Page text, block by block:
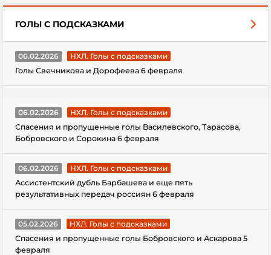
ГОЛЫ С ПОДСКАЗКАМИ
06.02.2026
НХЛ. Голы с подсказками
Голы Свечникова и Дорофеева 6 февраля
06.02.2026
НХЛ. Голы с подсказками
Спасения и пропущенные голы Василевского, Тарасова,
Бобровского и Сорокина 6 февраля
06.02.2026
НХЛ. Голы с подсказками
Ассистентский дубль Барбашева и еще пять
результативных передач россиян 6 февраля
05.02.2026
НХЛ. Голы с подсказками
Спасения и пропущенные голы Бобровского и Аскарова 5
февраля